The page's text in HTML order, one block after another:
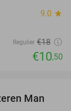
9.0 star
Regulier €18
€10,50
29%
Man